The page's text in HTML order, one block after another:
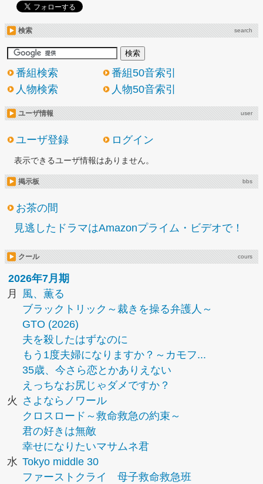
検索 search
番組検索
番組50音索引
人物検索
人物50音索引
ユーザ情報 user
ユーザ登録 ログイン
表示できるユーザ情報はありません。
掲示板 bbs
お茶の間
見逃したドラマはAmazonプライム・ビデオで！
クール cours
2026年7月期
月
風、薫る
ブラックトリック～裁きを操る弁護人～
GTO (2026)
夫を殺したはずなのに
もう1度夫婦になりますか？～カモフ...
35歳、今さら恋とかありえない
えっちなお尻じゃダメですか？
火
さよならノワール
クロスロード～救命救急の約束～
君の好きは無敵
幸せになりたいマサムネ君
水 Tokyo middle 30
ファーストクライ 母子救命救急班